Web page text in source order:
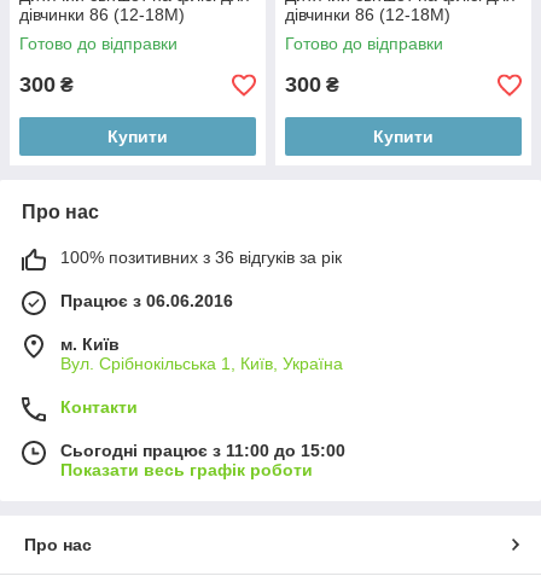
дівчинки 86 (12-18М)
Готово до відправки
300 ₴
Купити
дівчинки 86 (12-18М)
Готово до відправки
300 ₴
Купити
Про нас
100% позитивних з 36 відгуків за рік
Працює з 06.06.2016
м. Київ
Вул. Срібнокільська 1, Київ, Україна
Контакти
Сьогодні працює з 11:00 до 15:00
Показати весь графік роботи
Про нас